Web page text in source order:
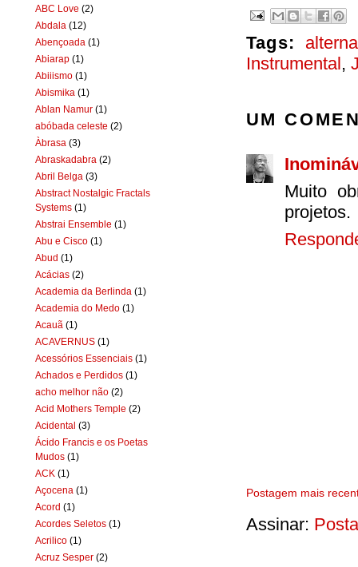
Tags:
Instrumental ,
UM
Muito
projetos.
Postagem mais
Assinar:
ABC Love (2)
Abdala (12)
Abençoada (1)
Abiarap (1)
Abiiismo (1)
Abismika (1)
Ablan Namur (1)
abóbada celeste (2)
Àbrasa (3)
Abraskadabra (2)
Abril Belga (3)
Abstract Nostalgic Fractals
Systems (1)
Abstrai Ensemble (1)
Abu e Cisco (1)
Abud (1)
Acácias (2)
Academia da Berlinda (1)
Academia do Medo (1)
Acauã (1)
ACAVERNUS (1)
Acessórios Essenciais (1)
Achados e Perdidos (1)
acho melhor não (2)
Acid Mothers Temple (2)
Acidental (3)
Ácido Francis e os Poetas
Mudos (1)
ACK (1)
Açocena (1)
Acord (1)
Acordes Seletos (1)
Acrilico (1)
Acruz Sesper (2)